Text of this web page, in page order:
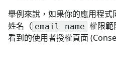
舉例來說，如果你的應用程
姓名（ email name 權限範
看到的使用者授權頁面